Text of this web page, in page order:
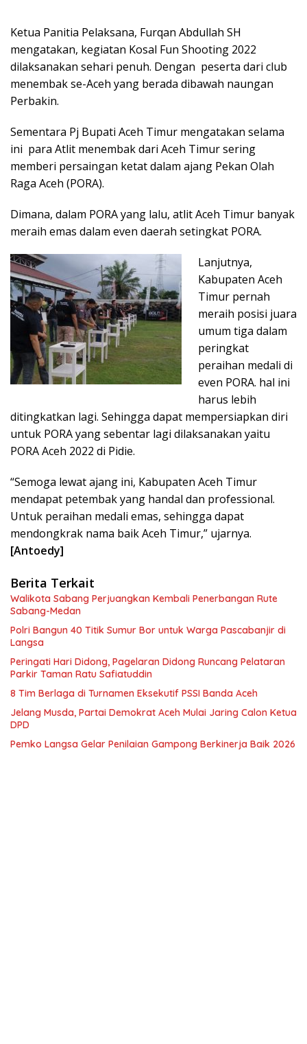
Ketua Panitia Pelaksana, Furqan Abdullah SH
mengatakan, kegiatan Kosal Fun Shooting 2022
dilaksanakan sehari penuh. Dengan peserta dari club
menembak se-Aceh yang berada dibawah naungan
Perbakin.
Sementara Pj Bupati Aceh Timur mengatakan selama
ini para Atlit menembak dari Aceh Timur sering
memberi persaingan ketat dalam ajang Pekan Olah
Raga Aceh (PORA).
Dimana, dalam PORA yang lalu, atlit Aceh Timur banyak
meraih emas dalam even daerah setingkat PORA.
Lanjutnya,
Kabupaten Aceh
Timur pernah
meraih posisi juara
umum tiga dalam
peringkat
peraihan medali di
even PORA. hal ini
harus lebih
ditingkatkan lagi. Sehingga dapat mempersiapkan diri
untuk PORA yang sebentar lagi dilaksanakan yaitu
PORA Aceh 2022 di Pidie.
“Semoga lewat ajang ini, Kabupaten Aceh Timur
mendapat petembak yang handal dan professional.
Untuk peraihan medali emas, sehingga dapat
mendongkrak nama baik Aceh Timur,” ujarnya.
[Antoedy]
Berita Terkait
Walikota Sabang Perjuangkan Kembali Penerbangan Rute
Sabang-Medan
Polri Bangun 40 Titik Sumur Bor untuk Warga Pascabanjir di
Langsa
Peringati Hari Didong, Pagelaran Didong Runcang Pelataran
Parkir Taman Ratu Safiatuddin
8 Tim Berlaga di Turnamen Eksekutif PSSI Banda Aceh
Jelang Musda, Partai Demokrat Aceh Mulai Jaring Calon Ketua
DPD
Pemko Langsa Gelar Penilaian Gampong Berkinerja Baik 2026